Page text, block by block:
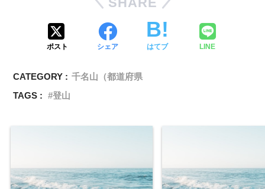
ポスト シェア はてブ LINE
CATEGORY : 千名山（都道府県
TAGS :
登山